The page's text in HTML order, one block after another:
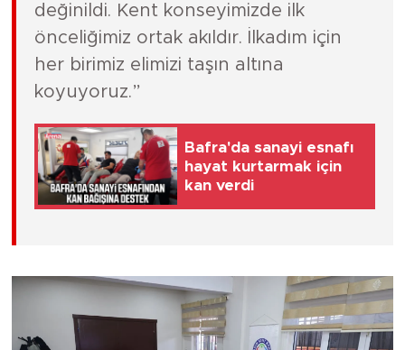
değinildi. Kent konseyimizde ilk
önceliğimiz ortak akıldır. İlkadım için
her birimiz elimizi taşın altına
koyuyoruz.”
Bafra'da sanayi esnafı
hayat kurtarmak için
kan verdi